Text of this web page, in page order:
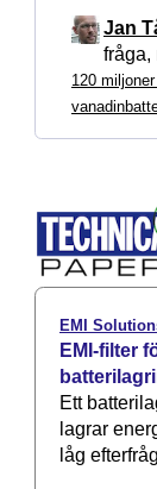
Jan
120
EMI
EMI-filter
Ett
lagrar
låg